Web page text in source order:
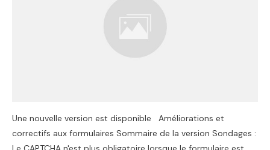
Une nouvelle version est disponible Améliorations et
correctifs aux formulaires Sommaire de la version Sondages :